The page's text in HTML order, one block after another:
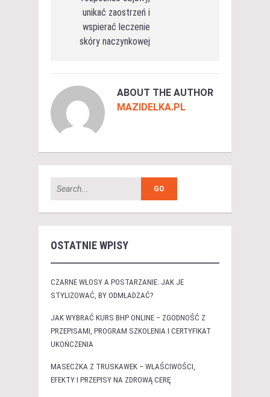
unikać zaostrzeń i
wspierać leczenie
skóry naczynkowej
ABOUT THE AUTHOR
MAZIDELKA.PL
OSTATNIE WPISY
CZARNE WŁOSY A POSTARZANIE: JAK JE
STYLIZOWAĆ, BY ODMŁADZAĆ?
JAK WYBRAĆ KURS BHP ONLINE – ZGODNOŚĆ Z
PRZEPISAMI, PROGRAM SZKOLENIA I CERTYFIKAT
UKOŃCZENIA
MASECZKA Z TRUSKAWEK – WŁAŚCIWOŚCI,
EFEKTY I PRZEPISY NA ZDROWĄ CERĘ